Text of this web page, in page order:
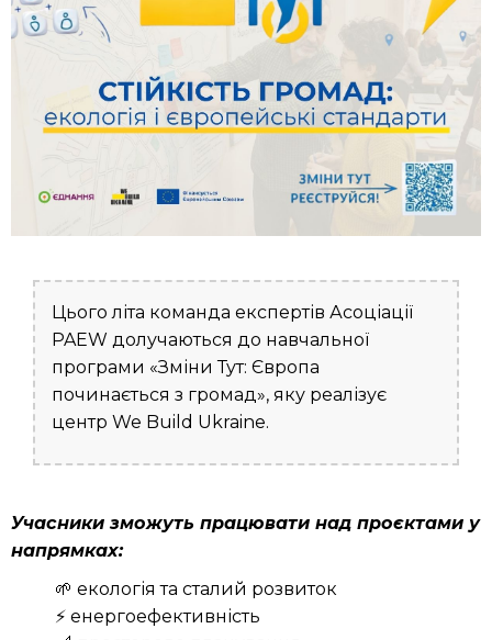
Цього літа команда експертів Асоціації
PAEW долучаються до навчальної
програми «Зміни Тут: Європа
починається з громад», яку реалізує
центр We Build Ukraine.
Учасники зможуть працювати над проєктами у
напрямках:
🌱 екологія та сталий розвиток
⚡️ енергоефективність